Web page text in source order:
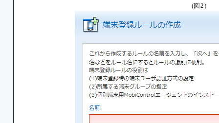
(図2)